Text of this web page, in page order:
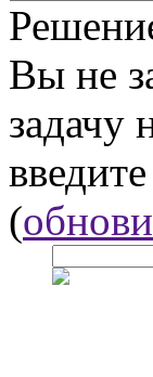
Вы не
задачу
(